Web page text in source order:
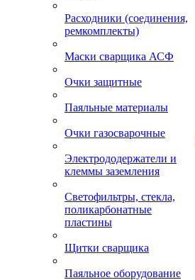
Расходники (соединения,
ремкомплекты)
Маски сварщика АСФ
Очки защитные
Паяльные материалы
Очки газосварочные
Электрододержатели и
клеммы заземления
Светофильтры, стекла,
поликарбонатные
пластины
Щитки сварщика
Паяльное оборудование